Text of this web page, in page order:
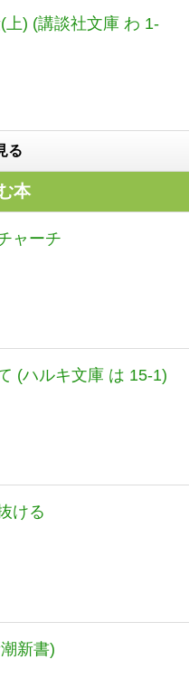
上) (講談社文庫 わ 1-
る
本
ャーチ
(ハルキ文庫 は 15-1)
ける
新書)